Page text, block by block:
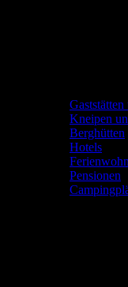
Kneipen
Berghütten
Hotels
Pensionen